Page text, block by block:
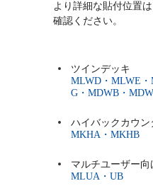
より詳細な貼付位置
確認ください。
ツインデッキ
MLWD・MLWE
G・MDWB・
ハイバックカウン
MKHA・MKHB
マルチユーザー向
MLUA・UB